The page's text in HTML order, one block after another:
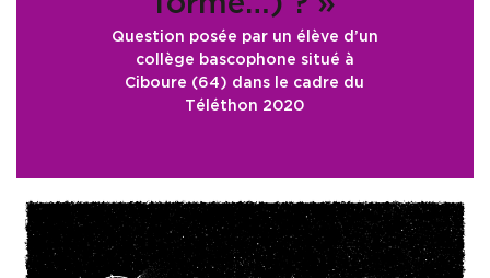
Question posée par un élève d’un
collège bascophone situé à
Ciboure (64) dans le cadre du
Téléthon 2020